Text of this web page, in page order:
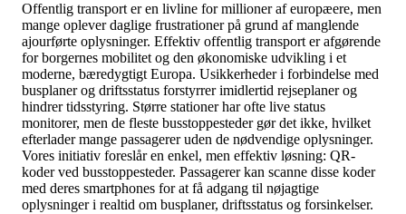
Offentlig transport er en livline for millioner af europæere, men
mange oplever daglige frustrationer på grund af manglende
ajourførte oplysninger. Effektiv offentlig transport er afgørende
for borgernes mobilitet og den økonomiske udvikling i et
moderne, bæredygtigt Europa. Usikkerheder i forbindelse med
busplaner og driftsstatus forstyrrer imidlertid rejseplaner og
hindrer tidsstyring. Større stationer har ofte live status
monitorer, men de fleste busstoppesteder gør det ikke, hvilket
efterlader mange passagerer uden de nødvendige oplysninger.
Vores initiativ foreslår en enkel, men effektiv løsning: QR-
koder ved busstoppesteder. Passagerer kan scanne disse koder
med deres smartphones for at få adgang til nøjagtige
oplysninger i realtid om busplaner, driftsstatus og forsinkelser.